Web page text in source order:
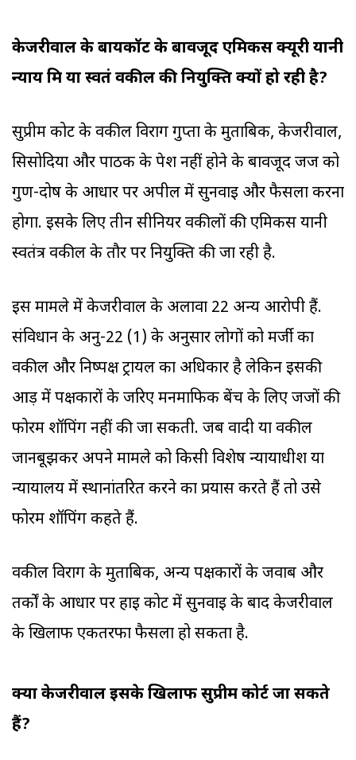
केजरीवाल के बायकॉट के बावजूद एमिकस क्यूरी यानी
न्याय मित्र या स्वतंत्र वकील की नियुक्ति क्यों हो रही है?
सुप्रीम कोर्ट के वकील विराग गुप्ता के मुताबिक, केजरीवाल,
सिसोदिया और पाठक के पेश नहीं होने के बावजूद जज को
गुण-दोष के आधार पर अपील में सुनवाई और फैसला करना
होगा. इसके लिए तीन सीनियर वकीलों की एमिकस यानी
स्वतंत्र वकील के तौर पर नियुक्ति की जा रही है.
इस मामले में केजरीवाल के अलावा 22 अन्य आरोपी हैं.
संविधान के अनु-22 (1) के अनुसार लोगों को मर्जी का
वकील और निष्पक्ष ट्रायल का अधिकार है लेकिन इसकी
आड़ में पक्षकारों के जरिए मनमाफिक बेंच के लिए जजों की
फोरम शॉपिंग नहीं की जा सकती. जब वादी या वकील
जानबूझकर अपने मामले को किसी विशेष न्यायाधीश या
न्यायालय में स्थानांतरित करने का प्रयास करते हैं तो उसे
फोरम शॉपिंग कहते हैं.
वकील विराग के मुताबिक, अन्य पक्षकारों के जवाब और
तर्कों के आधार पर हाई कोर्ट में सुनवाई के बाद केजरीवाल
के खिलाफ एकतरफा फैसला हो सकता है.
क्या केजरीवाल इसके खिलाफ सुप्रीम कोर्ट जा सकते
हैं?